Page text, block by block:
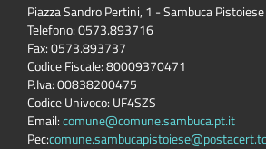
Piazza Sandro Pertini, 1 - Sambuca Pistoiese
Telefono: 0573.893716
Fax: 0573.893737
Codice Fiscale: 80009370471
P.Iva: 00838200475
Codice Univoco: UF4SZS
Email:comune@comune.sambuca.pt.it
Pec: